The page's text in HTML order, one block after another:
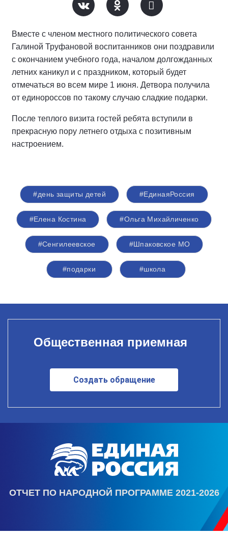
Вместе с членом местного политического совета
Галиной Труфановой воспитанников они поздравили
с окончанием учебного года, началом долгожданных
летних каникул и с праздником, который будет
отмечаться во всем мире 1 июня. Детвора получила
от единороссов по такому случаю сладкие подарки.
После теплого визита гостей ребята вступили в
прекрасную пору летнего отдыха с позитивным
настроением.
#день защиты детей #ЕдинаяРоссия
#Елена Костина #Ольга Михайличенко
#Сенгилеевское #Шпаковское МО
#подарки #школа
Общественная приемная
Создать обращение
ОТЧЕТ ПО НАРОДНОЙ ПРОГРАММЕ 2021-2026